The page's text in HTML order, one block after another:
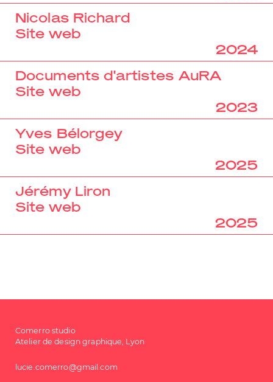
Nicolas Richard
Site web
2024
Documents d'artistes AuRA
Site web
2023
Yves Bélorgey
Site web
2025
Jérémy Liron
Site web
2025
Comerro studio
Atelier de design graphique, Lyon
lucie.comerro@gmail.com